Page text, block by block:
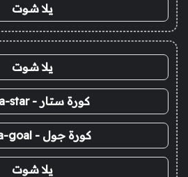
يلا شوت
يلا شوت
كورة ستار - koora-star
كورة جول - koora-goal
يلا شوت